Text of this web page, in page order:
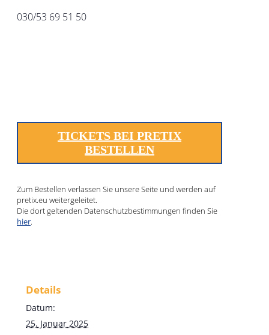
030/53 69 51 50
TICKETS BEI PRETIX
BESTELLEN
Zum Bestellen verlassen Sie unsere Seite und werden auf
pretix.eu weitergeleitet.
Die dort geltenden Datenschutzbestimmungen finden Sie
hier.
Details
Datum:
25. Januar 2025